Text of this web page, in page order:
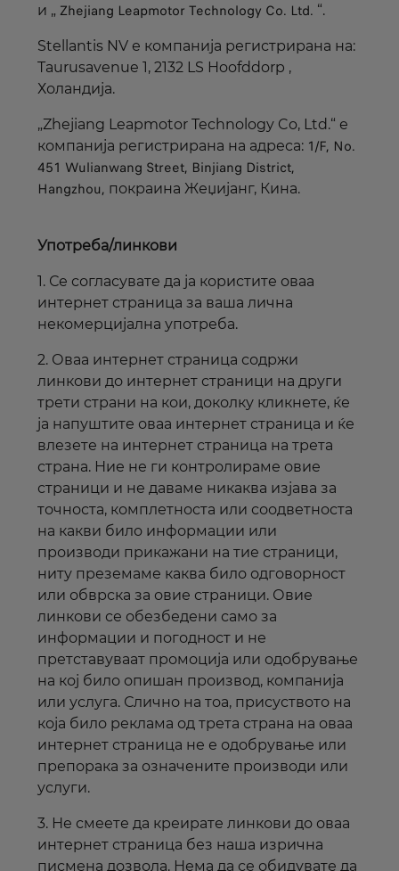
и „ Zhejiang Leapmotor Technology Co. Ltd. “.
Stellantis NV е компанија регистрирана на:
Taurusavenue 1, 2132 LS Hoofddorp ,
Холандија.
„Zhejiang Leapmotor Technology Co, Ltd.“ е
компанија регистрирана на адреса: 1/F, No.
451 Wulianwang Street, Binjiang District,
Hangzhou, покраина Жеџијанг, Кина.
Употреба/линкови
1. Се согласувате да ја користите оваа
интернет страница за ваша лична
некомерцијална употреба.
2. Оваа интернет страница содржи
линкови до интернет страници на други
трети страни на кои, доколку кликнете, ќе
ја напуштите оваа интернет страница и ќе
влезете на интернет страница на трета
страна. Ние не ги контролираме овие
страници и не даваме никаква изјава за
точноста, комплетноста или соодветноста
на какви било информации или
производи прикажани на тие страници,
ниту преземаме каква било одговорност
или обврска за овие страници. Овие
линкови се обезбедени само за
информации и погодност и не
претставуваат промоција или одобрување
на кој било опишан производ, компанија
или услуга. Слично на тоа, присуството на
која било реклама од трета страна на оваа
интернет страница не е одобрување или
препорака за означените производи или
услуги.
3. Не смеете да креирате линкови до оваа
интернет страница без наша изрична
писмена дозвола. Нема да се обидувате да